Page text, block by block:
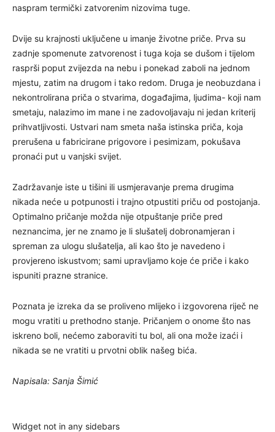
naspram termički zatvorenim nizovima tuge.
Dvije su krajnosti uključene u imanje životne priče. Prva su
zadnje spomenute zatvorenost i tuga koja se dušom i tijelom
rasprši poput zvijezda na nebu i ponekad zaboli na jednom
mjestu, zatim na drugom i tako redom. Druga je neobuzdana i
nekontrolirana priča o stvarima, događajima, ljudima- koji nam
smetaju, nalazimo im mane i ne zadovoljavaju ni jedan kriterij
prihvatljivosti. Ustvari nam smeta naša istinska priča, koja
prerušena u fabricirane prigovore i pesimizam, pokušava
pronaći put u vanjski svijet.
Zadržavanje iste u tišini ili usmjeravanje prema drugima
nikada neće u potpunosti i trajno otpustiti priču od postojanja.
Optimalno pričanje možda nije otpuštanje priče pred
neznancima, jer ne znamo je li slušatelj dobronamjeran i
spreman za ulogu slušatelja, ali kao što je navedeno i
provjereno iskustvom; sami upravljamo koje će priče i kako
ispuniti prazne stranice.
Poznata je izreka da se proliveno mlijeko i izgovorena riječ ne
mogu vratiti u prethodno stanje. Pričanjem o onome što nas
iskreno boli, nećemo zaboraviti tu bol, ali ona može izaći i
nikada se ne vratiti u prvotni oblik našeg bića.
Napisala: Sanja Šimić
Widget not in any sidebars